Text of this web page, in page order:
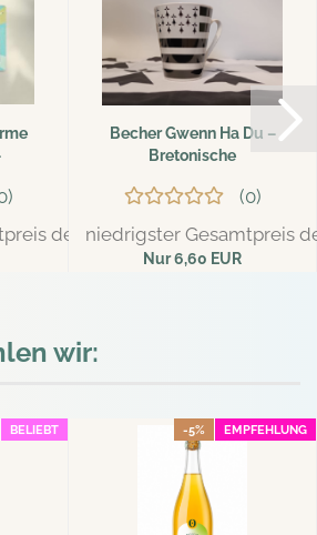
der letzten 30 Tage: 9,99 EUR
Becher Gwenn Ha Du –
Bretonische
0
niedrigster Gesamtpreis
Nur 6,60 EUR
wir:
BELIEBT -5% EMPFEHLUNG